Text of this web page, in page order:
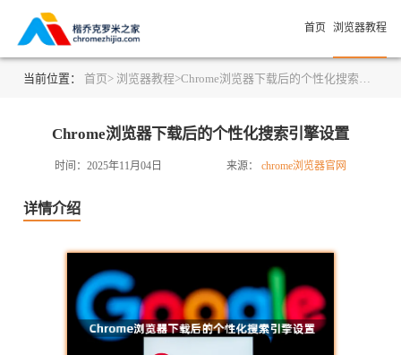
首页 浏览器教程
当前位置： 首页> 浏览器教程>Chrome浏览器下载后的个性化搜索引擎设置
Chrome浏览器下载后的个性化搜索引擎设置
时间：2025年11月04日 来源： chrome浏览器官网
详情介绍